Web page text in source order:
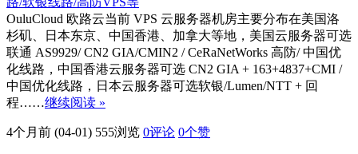
OuluCloud 欧路云当前 VPS 云服务器机房主要分布在美国洛
杉矶、日本东京、中国香港、加拿大等地，美国云服务器可选
联通 AS9929/ CN2 GIA/CMIN2 / CeRaNetWorks 高防/ 中国优
化线路，中国香港云服务器可选 CN2 GIA + 163+4837+CMI /
中国优化线路，日本云服务器可选软银/Lumen/NTT + 回
程……继续阅读 »
4个月前 (04-01) 555浏览 0评论 0个赞